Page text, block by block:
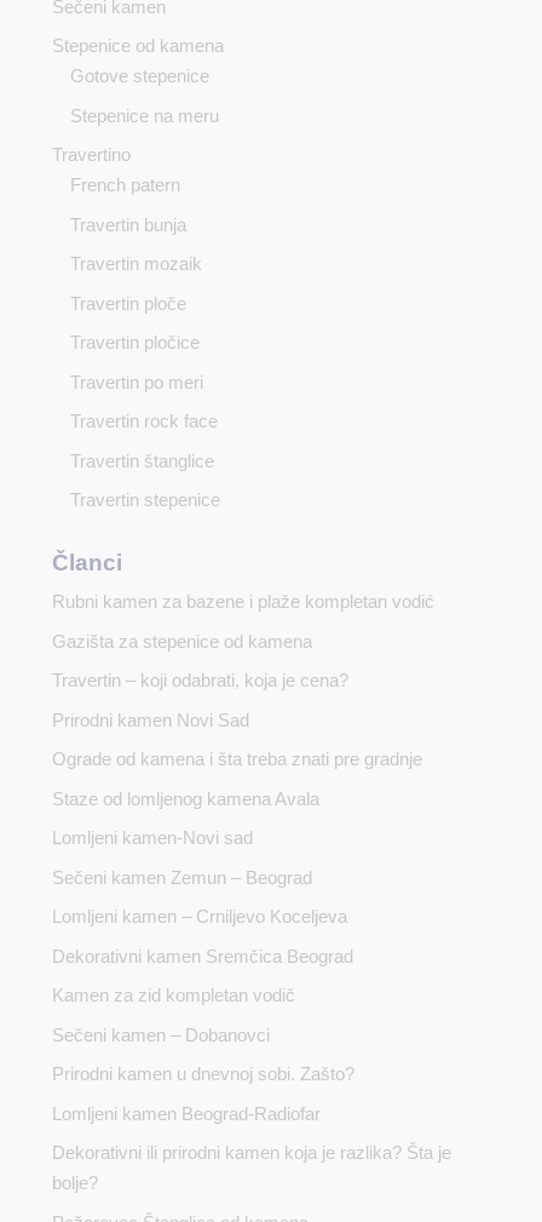
Sečeni kamen
Stepenice od kamena
Gotove stepenice
Stepenice na meru
Travertino
French patern
Travertin bunja
Travertin mozaik
Travertin ploče
Travertin pločice
Travertin po meri
Travertin rock face
Travertin štanglice
Travertin stepenice
Članci
Rubni kamen za bazene i plaže kompletan vodić
Gazišta za stepenice od kamena
Travertin – koji odabrati, koja je cena?
Prirodni kamen Novi Sad
Ograde od kamena i šta treba znati pre gradnje
Staze od lomljenog kamena Avala
Lomljeni kamen-Novi sad
Sečeni kamen Zemun – Beograd
Lomljeni kamen – Crniljevo Koceljeva
Dekorativni kamen Sremčica Beograd
Kamen za zid kompletan vodič
Sečeni kamen – Dobanovci
Prirodni kamen u dnevnoj sobi. Zašto?
Lomljeni kamen Beograd-Radiofar
Dekorativni ili prirodni kamen koja je razlika? Šta je
bolje?